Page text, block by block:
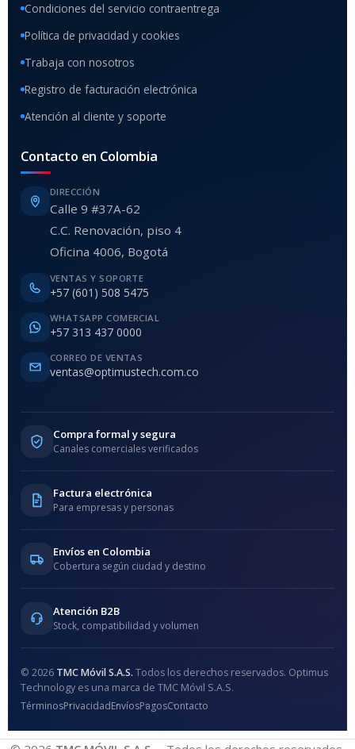
Condiciones del servicio contraentrega
Política de privacidad y cookies
Trabaja con nosotros
Registro de facturación electrónica
Atención al cliente y soporte
Contacto en Colombia
DIRECCIÓN
Calle 9 #37A-62
C.C. Renovación, piso 4
Oficina 4006, Bogotá
VENTAS Y SOPORTE
+57 (601) 508 5475
WHATSAPP COMERCIAL
+57 313 437 0000
CORREO DE VENTAS
ventas@optimustech.com.co
Compra formal y segura
Canales comerciales verificados
Factura electrónica
Para empresas y personas
Envíos en Colombia
Cobertura según ciudad y destino
Atención B2B
Stock, compatibilidad y volumen
© 2026 TMC Móvil S.A.S. Todos los derechos reservados. Optimus
Technology es una marca de TMC Móvil S.A.S.
TérminosPrivacidadEnvíosPagosContacto